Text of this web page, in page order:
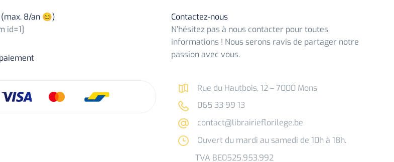
8/an 😊)
id=1]
Contactez-nous
N’hésitez pas à nous contacter pour toutes
informations ! Nous serons ravis de partager notre
passion avec vous.
Rue du Hautbois, 12 – 7000 Mons
065 33 99 13
contact@librairieflorilege.be
Ouvert du mardi au samedi de 10h à 18h.
TVA BE0525.953.992